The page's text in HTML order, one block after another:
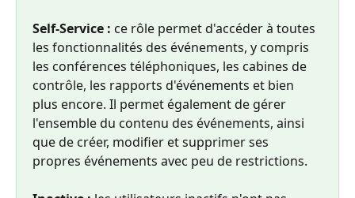
Self-Service : ce rôle permet d'accéder à toutes
les fonctionnalités des événements, y compris
les conférences téléphoniques, les cabines de
contrôle, les rapports d'événements et bien
plus encore. Il permet également de gérer
l'ensemble du contenu des événements, ainsi
que de créer, modifier et supprimer ses
propres événements avec peu de restrictions.